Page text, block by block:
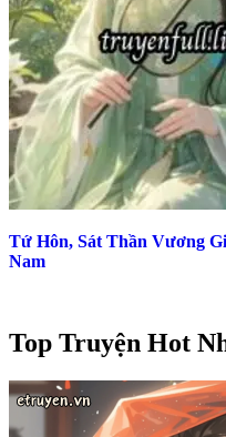
Tứ Hôn, Sát Thần Vương
Nam
Top Truyện Hot